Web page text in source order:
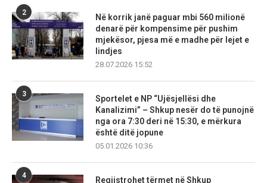
2
Në korrik janë paguar mbi 560 milionë
denarë për kompensime për pushim
mjekësor, pjesa më e madhe për lejet e
lindjes
28.07.2026 15:52
3
Sportelet e NP “Ujësjellësi dhe
Kanalizimi” – Shkup nesër do të punojnë
nga ora 7:30 deri në 15:30, e mërkura
është ditë jopune
05.01.2026 10:36
4
Regjistrohet tërmet në Shkup